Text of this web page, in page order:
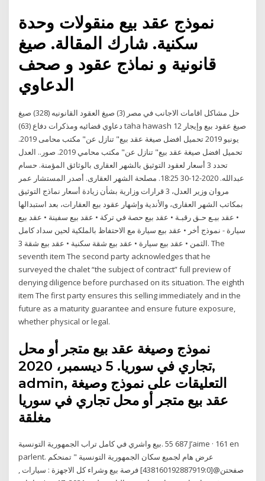
نموذج عقد بيع منقولات وحدة
سكنية. شارك المقالة. صيغ
قانونية و نماذج عقود و صحف
الدعاوي
حل مشاكل اقامات الاجانب في مصر (3) صيغ العقود القانونيه (328) صيغ
دعاوي قضائيه ومذكرات دفاع (63) taha hawash صيغ عقود بيع وإيجار 12
يونيو 2019 تحميل افضل صيغة عقد بيع" تنازل عن" مكتب محامى 2019.
تحميل افضل صيغة عقد بيع" تنازل عن" مكتب محامي 2019. صور.. العدل
تحدد 3 أسعار لعقود التوثيق بالشهر العقارى بالوثائق المؤمنة. حسام
عبدالله. 2020-12-30 18:25. مصلحة الشهر العقارى. أصدر المستشار عمر
مروان وزير العدل، 3 قرارات وزارية بشأن زيادة أسعار نماذج التوثيق
بمكاتب الشهر العقارى، والأندية وإشهار عقود بيع العقارات، بعد استبدالها
• عقد بيـع حـق رقبـة • عقد بيع حصة في تركة • عقد بيع سفينة • عقد بيع
سيارة - نموذج أخر • عقد بيع سيارة مع الاحتفاظ بالملكية لحين سداد كامل
الثمن • عقد بيع سيارة • عقد بيع شقة سكنية • عقد بيع شقة 3. The
seventh item The second party acknowledges that he
surveyed the chalet “the subject of contract” full preview of
denying diligence before purchased on its situation. The eighth
item The first party ensures this selling immediately and in the
future as a maturity guarantee and ensure future exposure,
whether physical or legal.
نموذج وصيغة عقد بيع متجر أو محل
تجاري في سوريا. 5 ديسمبر، 2020,
admin, التعليقات على نموذج وصيغة
عقد بيع متجر أو محل تجاري في سوريا
مغلقة
parlent. ‎عرض هام لجميع سكان الجمهورية التونسية " تمنحكم
صفحتن@[438160192887919:0] فرصة بيع وشراء كل الاجهزة : سيارات ,